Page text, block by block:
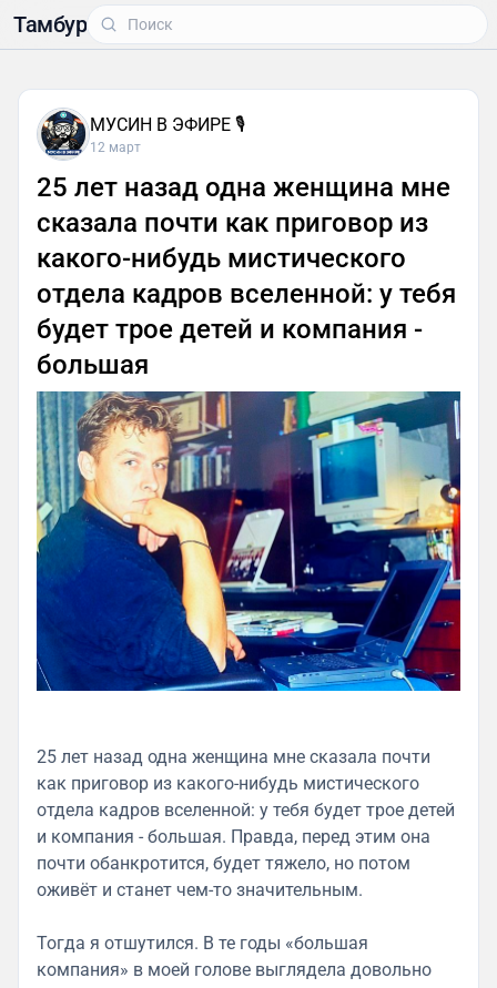
Тамбур
МУСИН В ЭФИРЕ 🎙
12 март
25 лет назад одна женщина мне
сказала почти как приговор из
какого-нибудь мистического
отдела кадров вселенной: у тебя
будет трое детей и компания -
большая
25 лет назад одна женщина мне сказала почти
как приговор из какого-нибудь мистического
отдела кадров вселенной: у тебя будет трое детей
и компания - большая. Правда, перед этим она
почти обанкротится, будет тяжело, но потом
оживёт и станет чем-то значительным.
Тогда я отшутился. В те годы «большая
компания» в моей голове выглядела довольно